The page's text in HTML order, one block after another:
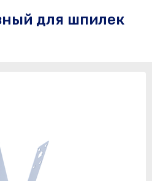
для шпилек